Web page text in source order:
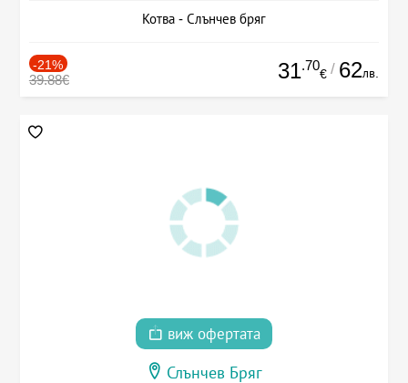
Котва - Слънчев бряг
-21%
39.88€ 31.70
€ / 62лв.
виж офертата
Слънчев Бряг